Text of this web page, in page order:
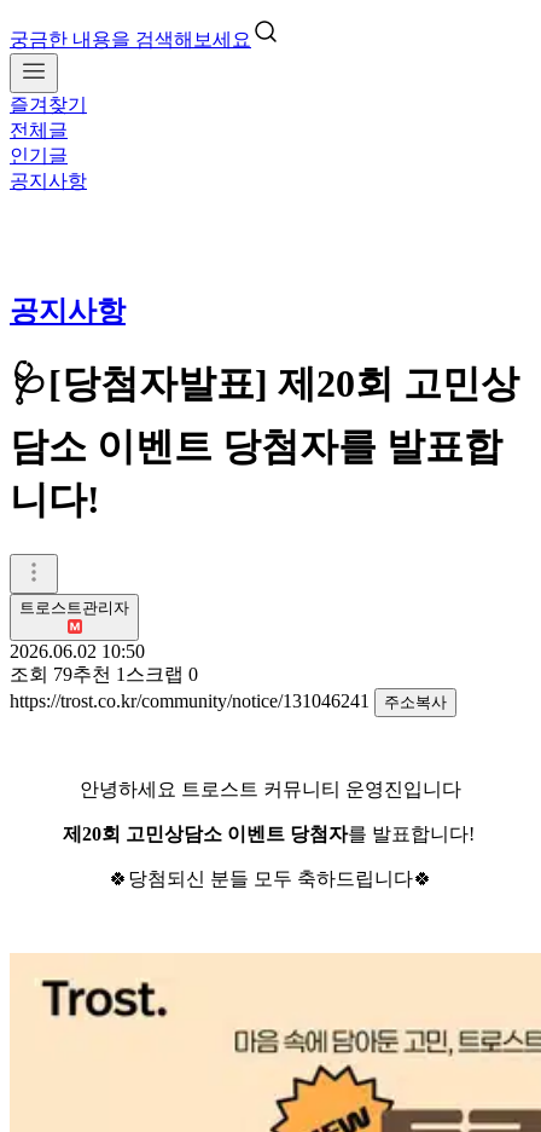
궁금한 내용을 검색해보세요
즐겨찾기
전체글
인기글
공지사항
공지사항
🩺[당첨자발표] 제20회 고민상
담소 이벤트 당첨자를 발표합
니다!
트로스트관리자
2026.06.02 10:50
조회 79추천 1 스크랩 0
https://trost.co.kr/community/notice/131046241
주소복사
안녕하세요 트로스트 커뮤니티 운영진입니다
제20회 고민상담소 이벤트 당첨자를 발표합니다!
🍀당첨되신 분들 모두 축하드립니다🍀